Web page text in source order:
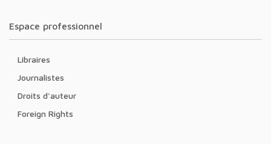
Espace professionnel
Libraires
Journalistes
Droits d'auteur
Foreign Rights